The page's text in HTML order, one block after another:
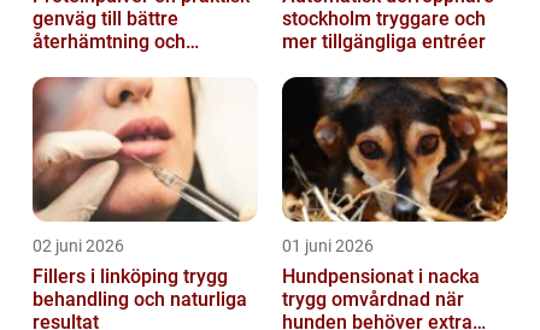
genväg till bättre
återhämtning och
stockholm tryggare och
mer tillgängliga entréer
02 juni 2026
Fillers i linköping trygg
behandling och naturliga
resultat
01 juni 2026
Hundpensionat i nacka
trygg omvårdnad när
hunden behöver extra